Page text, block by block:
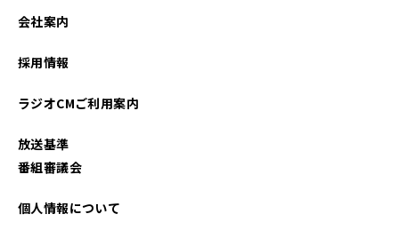
会社案内
採用情報
ラジオCMご利用案内
放送基準
番組審議会
個人情報について